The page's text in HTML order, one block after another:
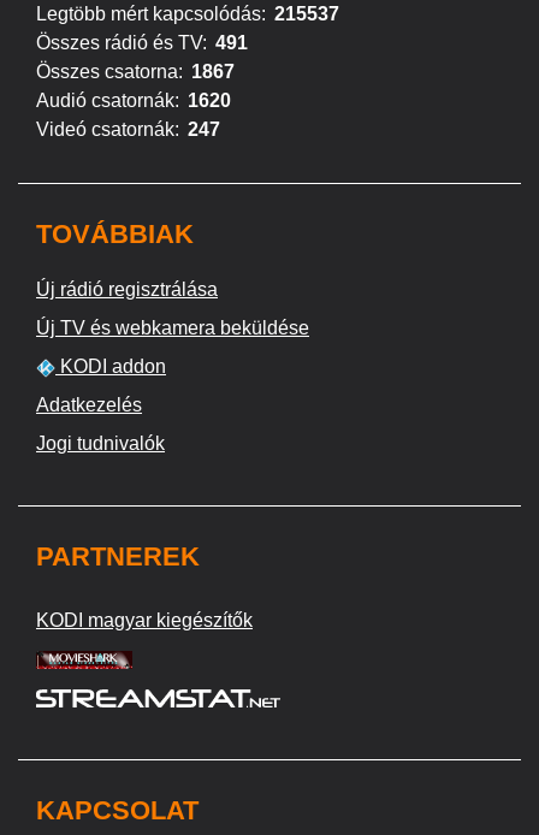
Legtöbb mért kapcsolódás: 215537
Összes rádió és TV: 491
Összes csatorna: 1867
Audió csatornák: 1620
Videó csatornák: 247
TOVÁBBIAK
Új rádió regisztrálása
Új TV és webkamera beküldése
KODI addon
Adatkezelés
Jogi tudnivalók
PARTNEREK
KODI magyar kiegészítők
KAPCSOLAT